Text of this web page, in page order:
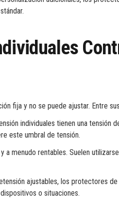
fija y no se puede ajustar. Entre
individuales tienen una tensión
este umbral de tensión.
menudo rentables. Suelen
ajustables, los protectores
o situaciones.